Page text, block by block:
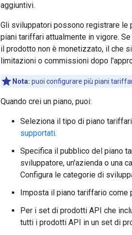
aggiuntivi.
Gli sviluppatori possono registrare
piani tariffari attualmente in vigore.
il prodotto non è monetizzato, il che
limitazioni o commissioni dopo
Nota: puoi configurare più piani
Quando crei un piano, puoi:
Seleziona il tipo di piano
supportati.
Specifica il pubblico del piano
sviluppatore, un'azienda o una
Configura le categorie di
Imposta il piano tariffario come
Per i set di prodotti API che
tutti i prodotti API in un set di